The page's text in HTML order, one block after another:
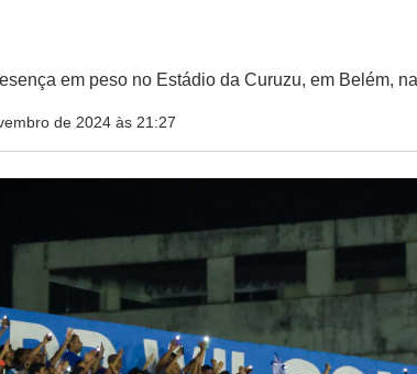
em peso no Estádio da Curuzu, em Belém,
de 2024 às 21:27